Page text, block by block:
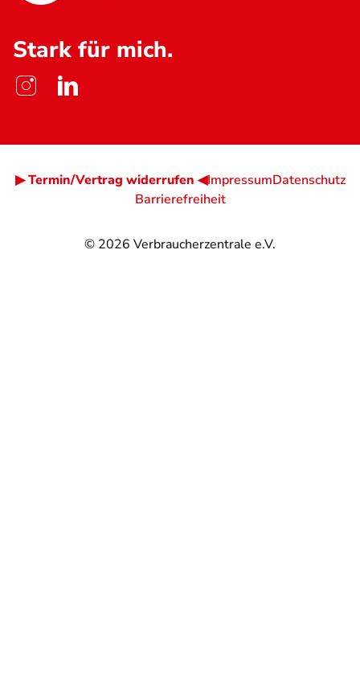
Stark für mich.
© 2026 Verbraucherzentrale e.V.
▶ Termin/Vertrag widerrufen ◀ImpressumDatenschutz
Barrierefreiheit